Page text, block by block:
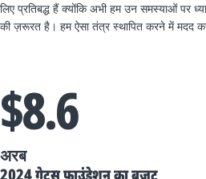
लिए प्रतिबद्ध हैं क्योंकि अभी हम उन समस्याओं पर
की ज़रूरत है। हम ऐसा तंत्र स्थापित करने में मदद कर
$8.6
अरब